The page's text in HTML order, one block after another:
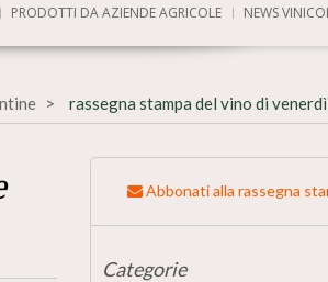
PRODOTTI DA AZIENDE AGRICOLE NEWS
rassegna stampa del vino di
Abbonati alla rassegna
Categorie